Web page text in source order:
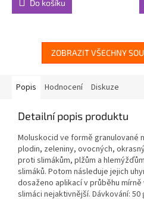
Do košíku
ZOBRAZIT VŠECHNY
Popis Hodnocení Diskuze
Detailní popis produktu
Moluskocid ve formě granulované
plodin, zeleniny, ovocných,
proti slimákům, plžům a
slimáků. Potom následuje jejich
dosaženo aplikací v průběhu
slimáci nejaktivnější. Dávkování: 50